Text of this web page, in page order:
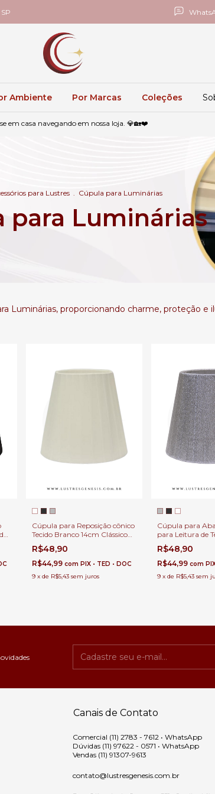
Ambiente Por Marcas Coleções
em casa navegando em nossa loja. 💎🏡❤️
para Lustres . Cúpula para Luminárias
para Luminárias
Luminárias, proporcionando charme, proteção e
Cúpula para Reposição cônico
Tecido Branco 14cm Clássico
para Abajur de Mesa,
Cabeceira de Cama e Abajur
de Chão
R$48,90
R$44,99com PIX • TED • DOC
9 xde R$5,43 sem juros
Cúpula para
para Leitura de
14cm para
R$48,90
R$44,99 com
9 x de R$5,43 sem
Canais de Contato
Comercial (11) 2783 - 7612 • WhatsApp
Dúvidas (11) 97622 - 0571 • WhatsApp
Vendas (11) 91307-9613
contato@lustresgenesis.com.br